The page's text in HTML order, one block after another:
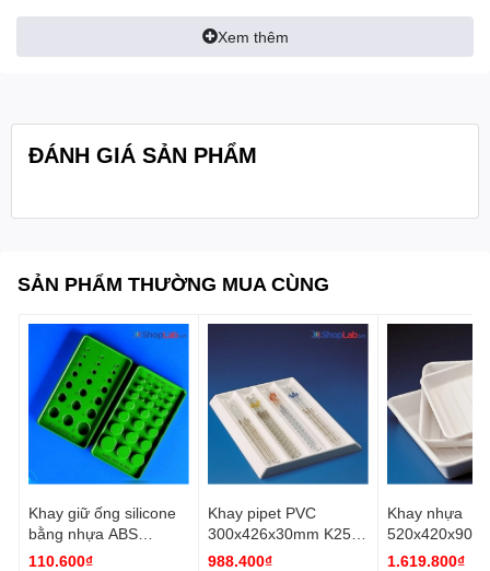
- Đường kính lỗ: 16,5 mm
Quy cách: 1 cái/ hộp
Xem thêm
ĐÁNH GIÁ SẢN PHẨM
SẢN PHẨM THƯỜNG MUA CÙNG
Khay giữ ống silicone
bằng nhựa ABS
90x165mm K1759
110.600₫
Khay pipet PVC
300x426x30mm K252
Kartell
988.400₫
Khay nhựa
Kartell
1.619.800₫